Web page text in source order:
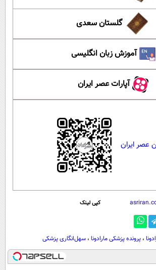
گلستان سعدی
آموزش زبان انگلیسی
آپارات عصر ایران
عصر ایران
کپی لینک
، پرونده پزشکی مارادونا ، سهل‌انگاری پزشکی